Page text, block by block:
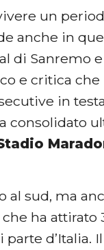
un
anche in
di Sanremo
e critica
in
consolidato
al sud, ma
che ha attirato
d’Italia.